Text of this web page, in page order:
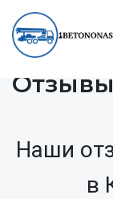
Отзывы
Наши
в